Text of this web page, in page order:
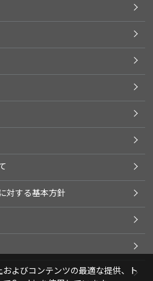
対する基本方針
よびコンテンツの最適な提供、ト